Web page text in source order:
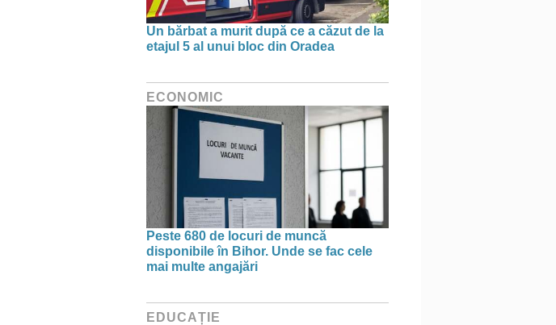
Un bărbat a murit după ce a căzut de la
etajul 5 al unui bloc din Oradea
ECONOMIC
Peste 680 de locuri de muncă
disponibile în Bihor. Unde se fac cele
mai multe angajări
EDUCAȚIE